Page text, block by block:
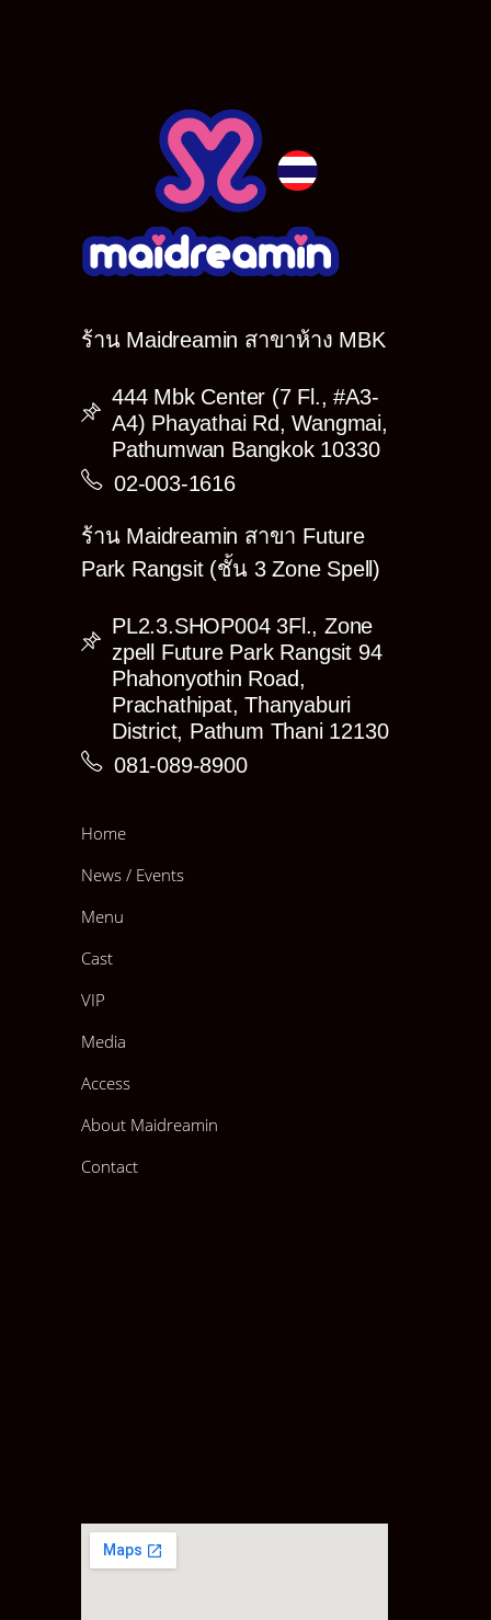
Special Gift ของขวัญมอบให้ ‘Eifie’ or ‘Yukari’
– Birthday Cake : 2,500฿
– Doll (XL) : 2,000฿
—————————————
แล้วอย่าลืมมาอวยพรให้กับ ทั้ง 2 คน กันเยอะๆนะค้าาาา
ร้าน Maidreamin สาขาห้าง MBK
444 Mbk Center (7 Fl., #A3-
A4) Phayathai Rd, Wangmai,
Pathumwan Bangkok 10330
02-003-1616
ร้าน Maidreamin สาขา Future
Park Rangsit (ชั้น 3 Zone Spell)
PL2.3.SHOP004 3Fl., Zone
zpell Future Park Rangsit 94
Phahonyothin Road,
Prachathipat, Thanyaburi
District, Pathum Thani 12130
081-089-8900
Home
News / Events
Menu
Cast
VIP
Media
Access
About Maidreamin
Contact